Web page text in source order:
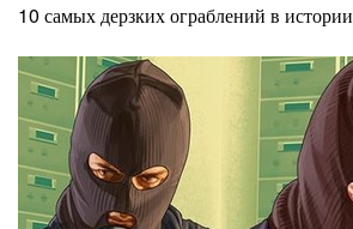
10 самых дерзких ограблений в истории